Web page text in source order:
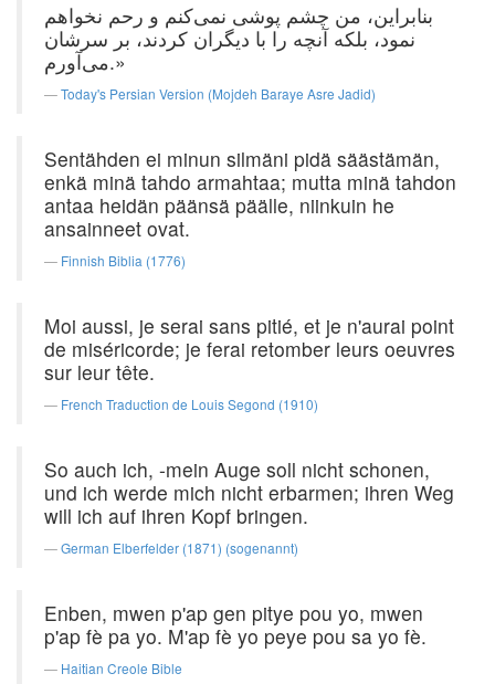
بنابراین، من چشم پوشی نمی‌کنم و رحم نخواهم
نمود، بلکه آنچه را با دیگران کردند، بر سرشان
می‌آورم.»
Today's Persian Version (Mojdeh Baraye Asre Jadid)
Sentähden ei minun silmäni pidä säästämän,
enkä minä tahdo armahtaa; mutta minä tahdon
antaa heidän päänsä päälle, niinkuin he
ansainneet ovat.
Finnish Biblia (1776)
Moi aussi, je serai sans pitié, et je n'aurai point
de miséricorde; je ferai retomber leurs oeuvres
sur leur tête.
French Traduction de Louis Segond (1910)
So auch ich, -mein Auge soll nicht schonen,
und ich werde mich nicht erbarmen; ihren Weg
will ich auf ihren Kopf bringen.
German Elberfelder (1871) (sogenannt)
Enben, mwen p'ap gen pitye pou yo, mwen
p'ap fè pa yo. M'ap fè yo peye pou sa yo fè.
Haitian Creole Bible